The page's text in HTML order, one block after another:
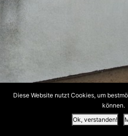
Diese Website nutzt Cookies, um
können.
Ok, verstanden!